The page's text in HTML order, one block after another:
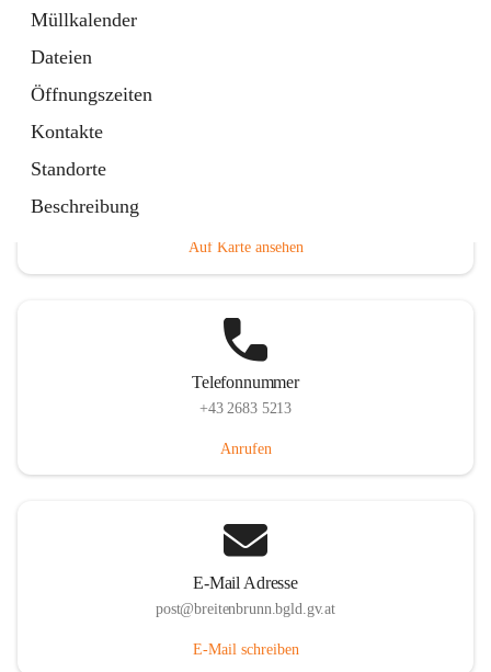
Müllkalender
Dateien
Öffnungszeiten
Kontakte
Standorte
Beschreibung
Auf Karte ansehen
Telefonnummer
+43 2683 5213
Anrufen
E-Mail Adresse
post@breitenbrunn.bgld.gv.at
E-Mail schreiben